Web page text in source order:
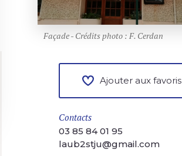
Façade - Crédits photo : F. Cerdan
Ajouter aux favoris
Contacts
03 85 84 01 95
laub2stju@gmail.com